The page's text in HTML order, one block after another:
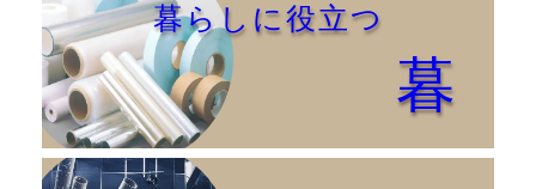
暮
暮らしに役立つ